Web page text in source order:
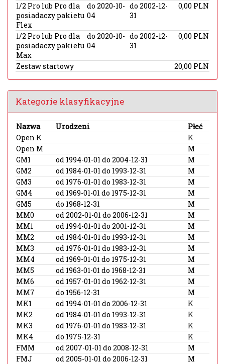
1/2 Pro lub Pro dla
posiadaczy pakietu
Flex
do 2020-10-
04
do 2002-12-
31
0,00 PLN
1/2 Pro lub Pro dla
posiadaczy pakietu
Max
do 2020-10-
04
do 2002-12-
31
0,00 PLN
Zestaw startowy 20,00 PLN
Kategorie klasyfikacyjne
Nazwa Urodzeni
Płeć
Open K
K
Open M
M
GM1
od 1994-01-01 do 2004-12-31
M
GM2
od 1984-01-01 do 1993-12-31
M
GM3
od 1976-01-01 do 1983-12-31
M
GM4
od 1969-01-01 do 1975-12-31
M
GM5
do 1968-12-31
M
MM0
od 2002-01-01 do 2006-12-31
M
MM1
od 1994-01-01 do 2001-12-31
M
MM2
od 1984-01-01 do 1993-12-31
M
MM3
od 1976-01-01 do 1983-12-31
M
MM4
od 1969-01-01 do 1975-12-31
M
MM5
od 1963-01-01 do 1968-12-31
M
MM6
od 1957-01-01 do 1962-12-31
M
MM7
do 1956-12-31
M
MK1
od 1994-01-01 do 2006-12-31
K
MK2
od 1984-01-01 do 1993-12-31
K
MK3
od 1976-01-01 do 1983-12-31
K
MK4
do 1975-12-31
K
FMM
od 2007-01-01 do 2008-12-31
M
FMJ
od 2005-01-01 do 2006-12-31
M